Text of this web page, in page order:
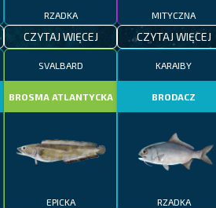
RZADKA
CZYTAJ WIĘCEJ
MITYCZNA
CZYTAJ WIĘCEJ
SVALBARD
BROSMA ATLANTYCKA
EPICKA
KARAIBY
BRODACZ
RZADKA